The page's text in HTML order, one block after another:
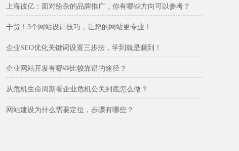
上海彼亿：面对纷杂的品牌推广，你有哪些方向可以参考？
干货！3个网站设计技巧，让您的网站更专业！
企业SEO优化关键词设置三步法，学到就是赚到！
企业网站开发有哪些比较靠谱的途径？
从危机生命周期看企业危机公关到底怎么做？
网站建设为什么需要定位，步骤有哪些？